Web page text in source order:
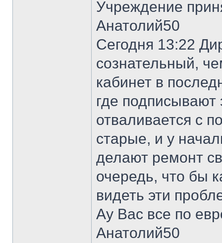
Учреждение
Анатолий50
Сегодня 13:22
сознательный,
кабинет в
где подписывают
отваливается с
старые, и у
делают ремонт
очередь, что бы
видеть эти
Ау Вас все по
Анатолий50